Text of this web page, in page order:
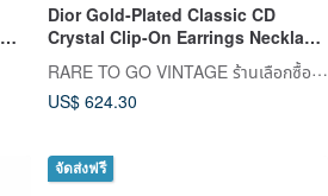
Dior Gold-Plated Classic CD
Crystal Clip-On Earrings Necklace
Exquisite Vintage from Japan
RARE TO GO VINTAGE ร้านเลือกซื้อสินค้าแบบวินเทจ
US$ 624.30
จัดส่งฟรี